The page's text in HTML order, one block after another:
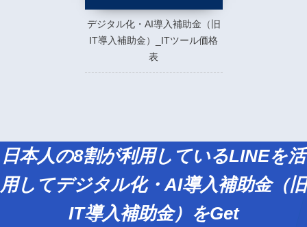
デジタル化・AI導入補助金（旧
IT導入補助金）_ITツール価格
表
日本人の8割が利用しているLINEを活
用してデジタル化・AI導入補助金（旧
IT導入補助金）をGet